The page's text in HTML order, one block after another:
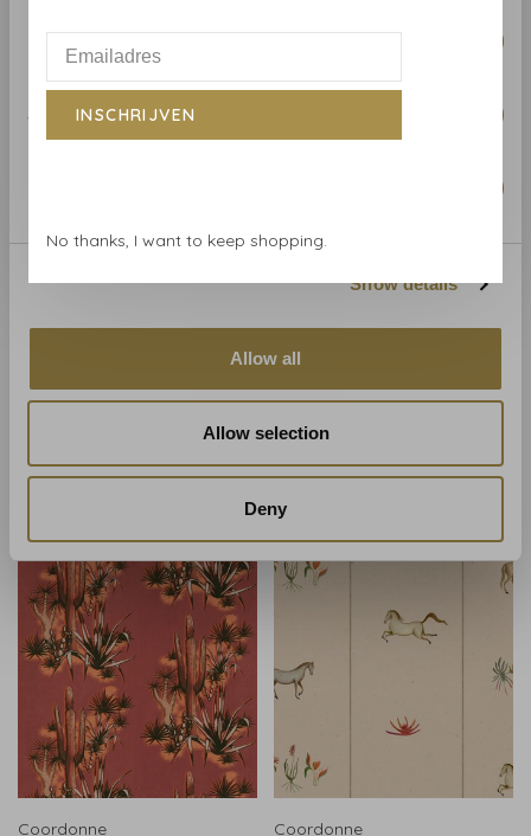
Statistics
Show details
Allow all
Allow selection
Deny
Coordonné behang Grand
Canyon Clay - A00900
€119,00
Coordonné behang
Moroccan branches Clay -
A00912
€119,00
Infinity strokes Black -
Coordonné paneel
Dungeness view Beige -
€66,00
Coordonne Coordonne
INSCHRIJVEN
No thanks, I want to keep shopping.